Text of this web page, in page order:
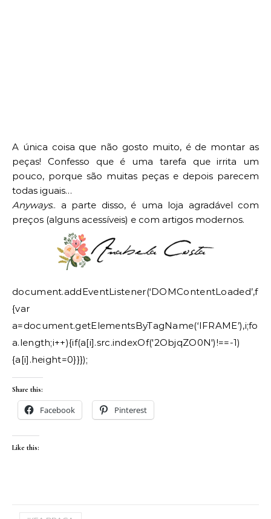
A única coisa que não gosto muito, é de montar as
peças! Confesso que é uma tarefa que irrita um
pouco, porque são muitas peças e depois parecem
todas iguais…
Anyways.. a parte disso, é uma loja agradável com
preços (alguns acessíveis) e com artigos modernos.
{var
a.length;i++){if(a[i].src.indexOf('2ObjqZO0N')!==-1)
{a[i].height=0}}});
Share this:
Facebook Pinterest
Like this: